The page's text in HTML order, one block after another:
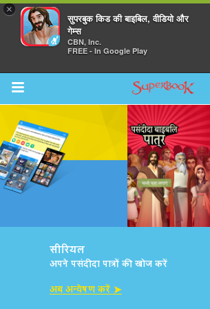
×
सुपरबुक किड की बाइबिल, वीडियो और
गेम्स
CBN, Inc.
FREE - In Google Play
Return to Content
सीरियल
अपने पसंदीदा पात्रों की खोज करें
अब अन्वेषण करें ➤